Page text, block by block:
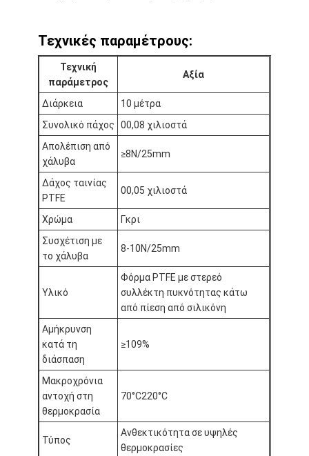
Σπίτι
Προϊόντα
Περίπου εμείς
Γύρος εργοστασίων
Ποιοτικός έλεγχος
Μας ελάτε σε επαφή με
Συγκολλητική ταινία μόνωσης
Ταινία μόνωσης υφασμάτων γυαλιού
Ανθεκτική στη θερμότητα ταινία μόνωσης
Κολλητική ταινία υφασμάτων γυαλιού
Κολλητική ταινία ταινιών Polyimide
Κολλητική ταινία φύλλων αλουμινίου αργιλίου
Τεχνικές παραμέτρους:
Τεχνική
παράμετρος
Αξία
Διάρκεια
10 μέτρα
Συνολικό πάχος
00,08 χιλιοστά
Απολέπιση από
χάλυβα
≥8N/25mm
Δάχος ταινίας
PTFE
00,05 χιλιοστά
Χρώμα
Γκρι
Συσχέτιση με
το χάλυβα
8-10N/25mm
Υλικό
Φόρμα PTFE με στερεό
συλλέκτη πυκνότητας κάτω
από πίεση από σιλικόνη
Αμήκρυνση
κατά τη
διάσπαση
≥109%
Μακροχρόνια
αντοχή στη
θερμοκρασία
70°C220°C
Τύπος
Ανθεκτικότητα σε υψηλές
θερμοκρασίες